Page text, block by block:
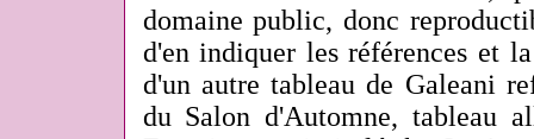
domaine public, donc
d'en indiquer les références et
d'un autre tableau de Galeani
du Salon d'Automne, tableau